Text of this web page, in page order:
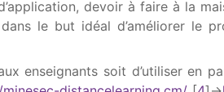
devoir à faire à la
le but idéal d’améliorer le
enseignants soit d’utiliser en